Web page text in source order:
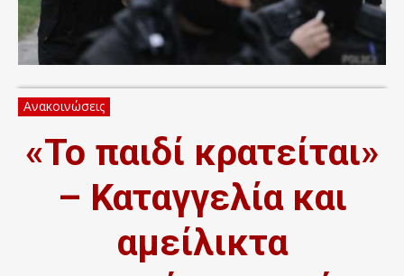
Ανακοινώσεις
«Το παιδί κρατείται»
– Καταγγελία και
αμείλικτα